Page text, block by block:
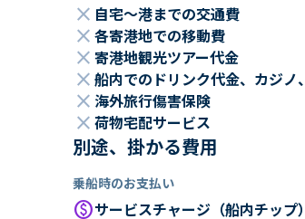
close 自宅～港までの交通費
close 各寄港地での移動費
close 寄港地観光ツアー代金
close 船内でのドリンク代金、カジ
close 海外旅行傷害保険
close 荷物宅配サービス
別途、掛かる費用
乗船時のお支払い
paidサービスチャージ（船内チップ